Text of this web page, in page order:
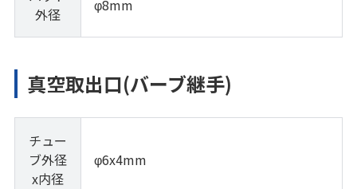
外径
φ8mm
真空取出口(バーブ継手)
チュー
ブ外径
x内径
φ6x4mm